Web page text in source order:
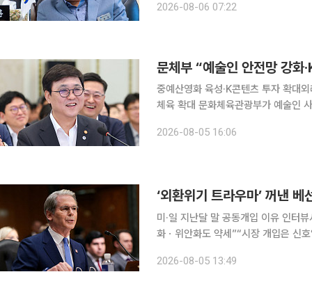
2026-08-06 07:22
중예산영화 육성·K콘텐츠 투자 확대
체육 확대 문화체육관광부가 예술인 사회안전망 확충과 기초예술 육성, K컬처 산업 경쟁력 강화, 외
대하고 지역 문화·체육 인프라 확충과
2026-08-05 16:06
미·일 지난달 말 공동개입 이유 인터
화ㆍ위안화도 약세”“시장 개입은 신
화 약세가 아시아 전역의 통화 매도세
2026-08-05 13:49